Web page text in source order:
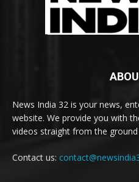
News India 32 is your news,
website. We provide you with
videos straight from the ground
Contact us: